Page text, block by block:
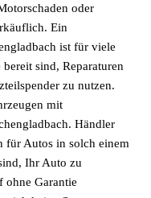
oder
Ein
ist für viele
sind, Reparaturen
zu nutzen.
mit
Händler
für Autos in solch einem
Ihr Auto zu
ohne Garantie